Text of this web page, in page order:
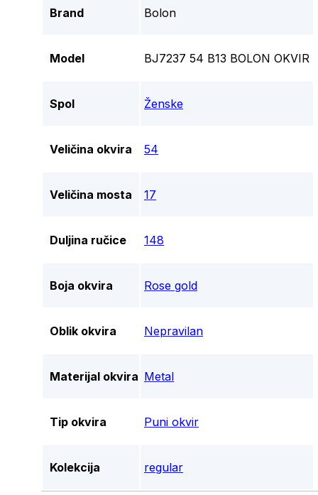
Brand Bolon
Model BJ7237 54 B13 BOLON OKVIR
Spol Ženske
Veličina okvira 54
Veličina mosta 17
Duljina ručice 148
Boja okvira Rose gold
Oblik okvira Nepravilan
Materijal okvira Metal
Tip okvira Puni okvir
Kolekcija regular